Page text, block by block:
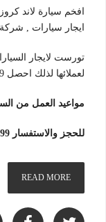
افخم سيارة لاند
ايجار سيارات ,
تورست لايجار
لعملائها لذلك احصل 01100092199 .
مواعيد العمل من السبت
للحجز والاستفسار 01100092199
READ MORE